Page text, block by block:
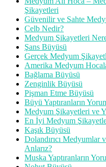
Şikayetleri
Güvenilir ve Sahte
Celb Nedir?
Medyum Şikayetleri
Şans Büyüsü
Gerçek Medyum
Amerika Medyum
Bağlama Büyüsü
Zenginlik Büyüsü
Pişman Etme Büyüsü
Büyü Yaptıranların
Medyum Şikayetleri ve
En İyi Medyum
Kaşık Büyüsü
Dolandırıcı Medyumlar
Anlarız?
Muska Yaptıranların